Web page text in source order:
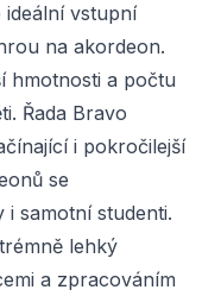
vstupní
na akordeon.
hmotnosti a počtu
Řada Bravo
i pokročilejší
se
samotní studenti.
lehký
a zpracováním